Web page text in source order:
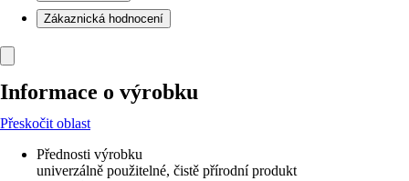
Zákaznická hodnocení
Informace o výrobku
Přeskočit oblast
Přednosti výrobku
univerzálně použitelné, čistě přírodní produkt